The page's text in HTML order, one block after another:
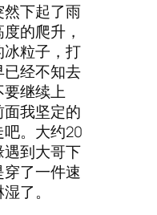
下起了雨
的爬升，
粒子，打
经不知去
要继续上
我坚定的
。大约20
到大哥下
了一件速
了。